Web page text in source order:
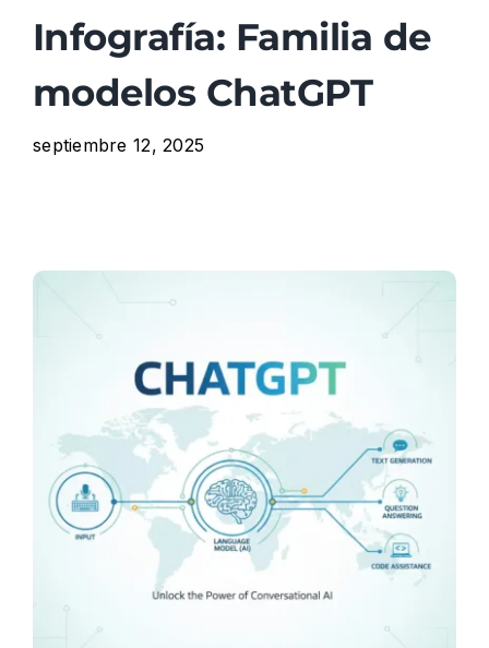
Áreas
Contacto
Infografía: Familia de
modelos ChatGPT
septiembre 12, 2025